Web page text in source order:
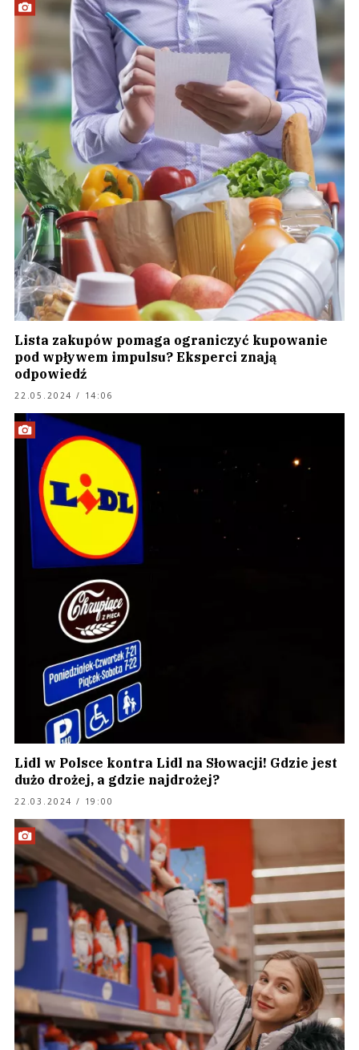
Lista zakupów pomaga ograniczyć kupowanie
pod wpływem impulsu? Eksperci znają
odpowiedź
22.05.2024 / 14:06
Lidl w Polsce kontra Lidl na Słowacji! Gdzie jest
dużo drożej, a gdzie najdrożej?
22.03.2024 / 19:00